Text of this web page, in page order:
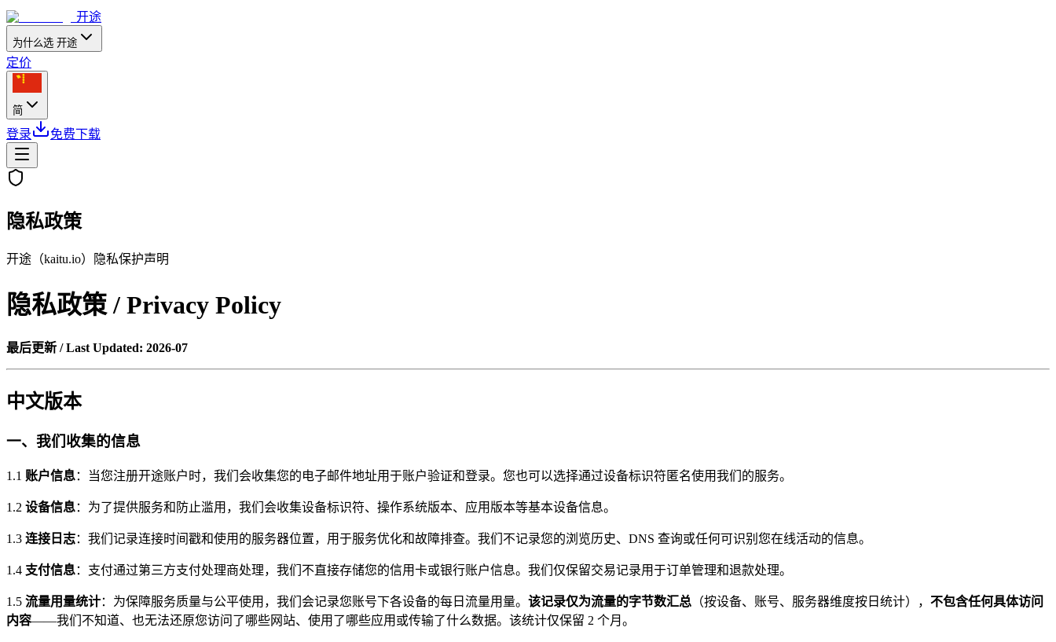
开途
为什么选 开途
定价
简
登录 免费下载
隐私政策
开途（kaitu.io）隐私保护声明
隐私政策 / Privacy Policy
最后更新 / Last Updated: 2026-07
中文版本
一、我们收集的信息
1.1 账户信息：当您注册开途账户时，我们会收集您的电子邮件地址用于账户验证和登录。您也可以选择通过设备标识符匿名使用我们的服务。
1.2 设备信息：为了提供服务和防止滥用，我们会收集设备标识符、操作系统版本、应用版本等基本设备信息。
1.3 连接日志：我们记录连接时间戳和使用的服务器位置，用于服务优化和故障排查。我们不记录您的浏览历史、DNS 查询或任何可识别您在线活动的信息。
1.4 支付信息：支付通过第三方支付处理商处理，我们不直接存储您的信用卡或银行账户信息。我们仅保留交易记录用于订单管理和退款处理。
1.5 流量用量统计：为保障服务质量与公平使用，我们会记录您账号下各设备的每日流量用量。 该记录仅为流量的字节数汇总 （按设备、账号、服务器维度按日统计）， 不包含任何具体访问
内容——我们不知道、也无法还原您访问了哪些网站、使用了哪些应用或传输了什么数据。该统计仅保留 2 个月。